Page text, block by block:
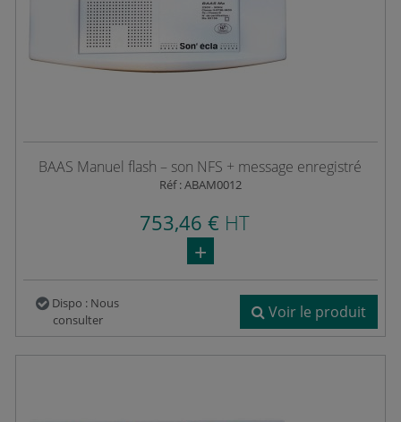
BAAS Manuel flash – son NFS + message enregistré
Réf : ABAM0012
753,46 € HT
Dispo : Nous
consulter
Voir le produit